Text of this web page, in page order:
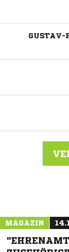
GUSTAV-
MAGAZIN